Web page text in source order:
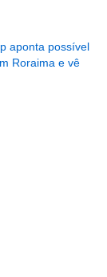
aponta possível
Roraima e vê